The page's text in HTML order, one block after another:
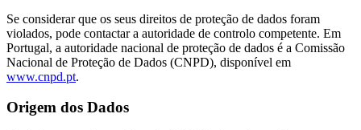
Se considerar que os seus direitos de proteção de dados foram
violados, pode contactar a autoridade de controlo competente. Em
Portugal, a autoridade nacional de proteção de dados é a Comissão
Nacional de Proteção de Dados (CNPD), disponível em
www.cnpd.pt.
Origem dos Dados